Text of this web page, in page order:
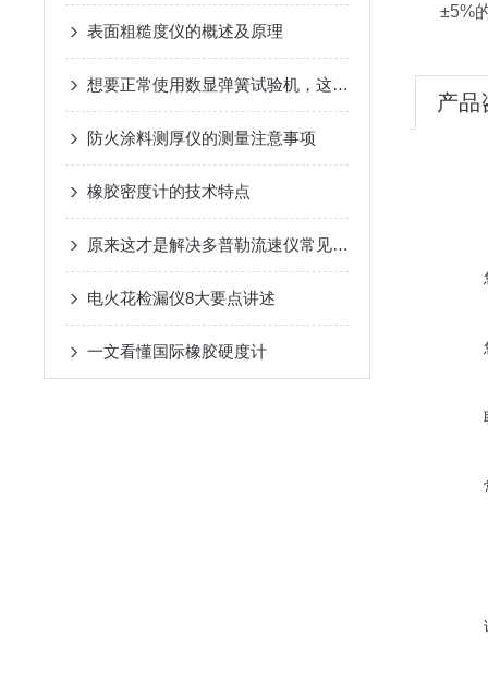
表面粗糙度仪的概述及原理
想要正常使用数显弹簧试验机，这些细节不能忽视
防火涂料测厚仪的测量注意事项
橡胶密度计的技术特点
原来这才是解决多普勒流速仪常见故障的正确方法！
电火花检漏仪8大要点讲述
一文看懂国际橡胶硬度计
±5%的
产品